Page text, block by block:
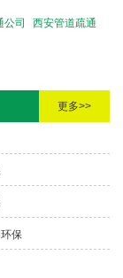
公司
西安管道疏通
更多>>
保